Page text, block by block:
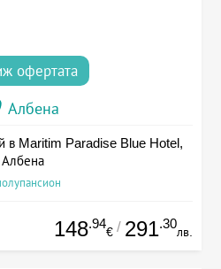
офертата
Албена
в Maritim Paradise Blue Hotel,
Албена
148.94
€ / 291.30
лв.